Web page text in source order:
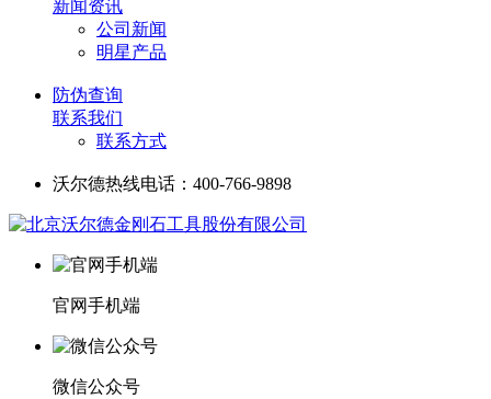
新闻资讯
公司新闻
明星产品
防伪查询
联系我们
联系方式
沃尔德热线电话：400-766-9898
官网手机端
微信公众号